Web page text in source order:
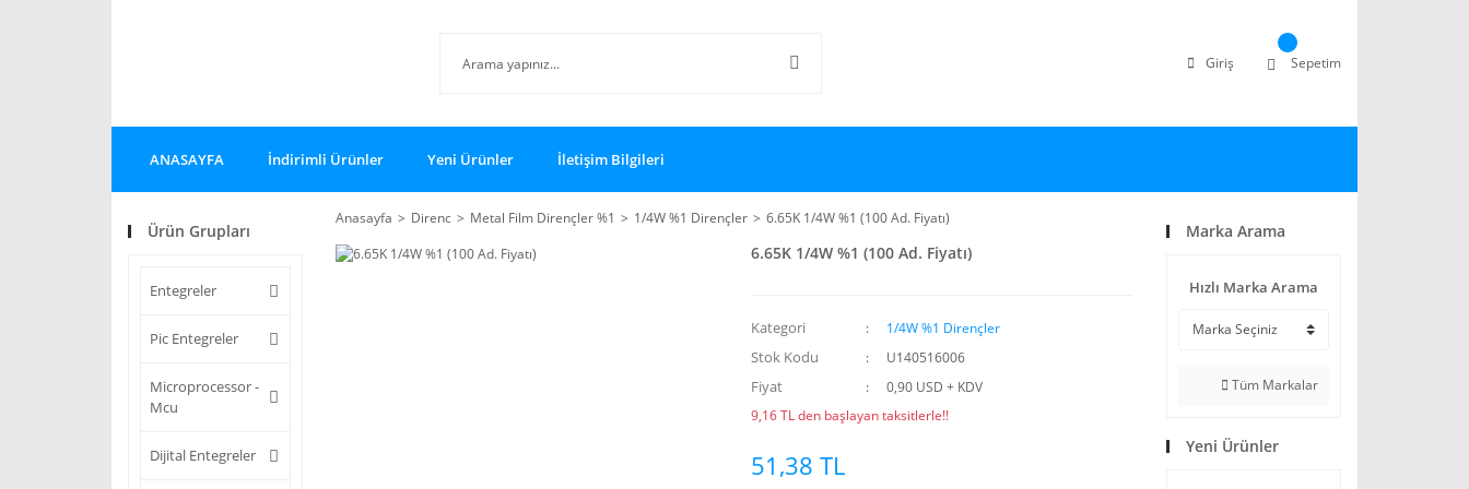
Giriş Sepetim
ANASAYFA İndirimli Ürünler Yeni Ürünler İletişim Bilgileri
Ürün Grupları
Entegreler
Pic Entegreler
Microprocessor -
Mcu
Dijital Entegreler
Anasayfa Direnc Metal Film Dirençler %1 1/4W %1 Dirençler 6.65K 1/4W %1 (100 Ad. Fiyatı)
6.65K 1/4W %1 (100 Ad. Fiyatı)
Kategori 1/4W %1 Dirençler
Stok Kodu U140516006
Fiyat
0,90 USD + KDV
9,16 TL den başlayan taksitlerle!!
51,38 TL
Marka Arama
Hızlı Marka Arama
Tüm Markalar
Yeni Ürünler